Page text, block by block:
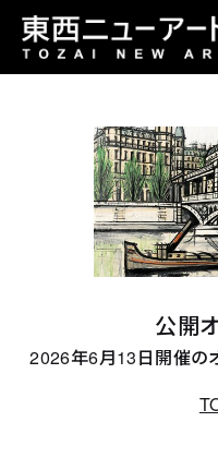
公開
2026年6月13日開催の